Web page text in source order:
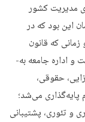
مدیریت کشور
این بود که در
که قانون
اساسی این جمهوری اسلامی به­‌وسیله علما شکل گرفت و اداره جامعه به‌­
حقوقی،
پایه‌­گذاری می‌­شد؛
و تئوری، پشتیبانی